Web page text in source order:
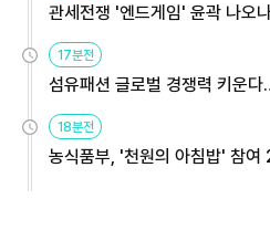
관세전쟁 '엔드게임' 윤곽 나오
용해야
17분전
섬유패션 글로벌 경쟁력 키운
원
18분전
농식품부, '천원의 아침밥' 참